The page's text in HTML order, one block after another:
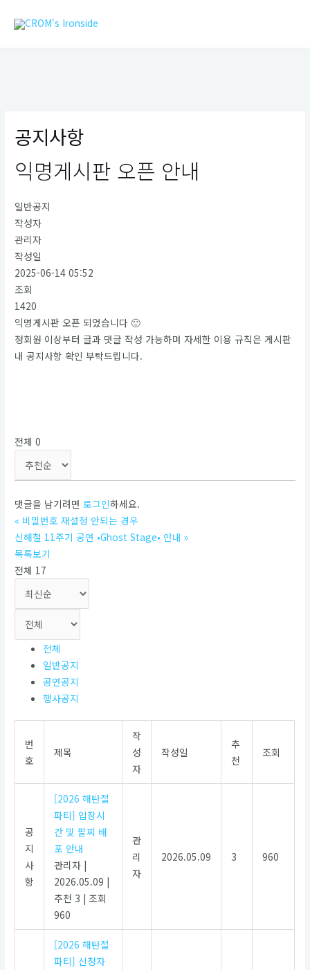
공지사항
익명게시판 오픈 안내
일반공지
작성자
관리자
작성일
2025-06-14 05:52
조회
1420
익명게시판 오픈 되었습니다 🙂
정회원 이상부터 글과 댓글 작성 가능하며 자세한 이용 규칙은 게시판
내 공지사항 확인 부탁드립니다.
전체0
댓글을 남기려면 로그인하세요.
« 비밀번호 재설정 안되는 경우
신해철 11주기 공연 •Ghost Stage• 안내 »
목록보기
전체 17
전체
일반공지
공연공지
행사공지
번
호
제목
작
성
자
작성일
추
천
조회
공
지
사
항
[2026 해탄절
파티] 입장시
간 및 팔찌 배
포 안내
관리자 |
2026.05.09 |
추천 3 | 조회
960
관
리
자
2026.05.09 3 960
[2026 해탄절
파티] 신청자